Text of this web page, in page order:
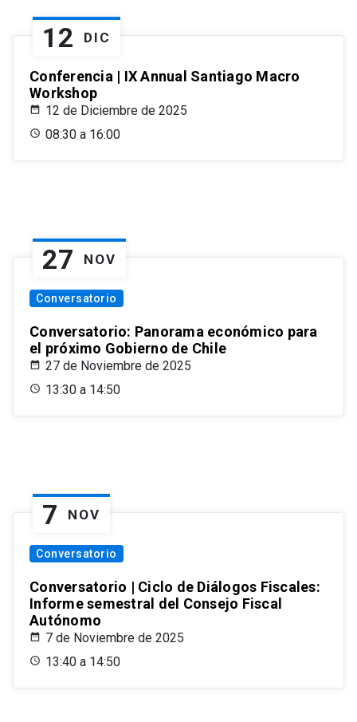
12 DIC
Conferencia | IX Annual Santiago Macro
Workshop
12 de Diciembre de 2025
08:30 a 16:00
27 NOV
Conversatorio
Conversatorio: Panorama económico para
el próximo Gobierno de Chile
27 de Noviembre de 2025
13:30 a 14:50
7 NOV
Conversatorio
Conversatorio | Ciclo de Diálogos Fiscales:
Informe semestral del Consejo Fiscal
Autónomo
7 de Noviembre de 2025
13:40 a 14:50